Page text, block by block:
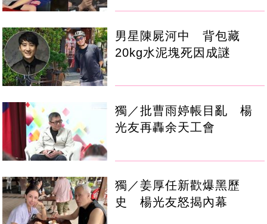
男星陳屍河中 背包藏
20kg水泥塊死因成謎
獨／批曹雨婷帳目亂 楊
光友再轟余天工會
獨／姜厚任新歡爆黑歷
史 楊光友怒揭內幕